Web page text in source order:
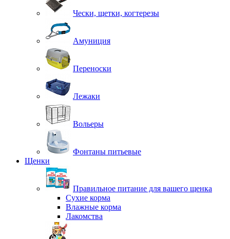
Чески, щетки, когтерезы
Амуниция
Переноски
Лежаки
Вольеры
Фонтаны питьевые
Щенки
Правильное питание для вашего щенка
Сухие корма
Влажные корма
Лакомства